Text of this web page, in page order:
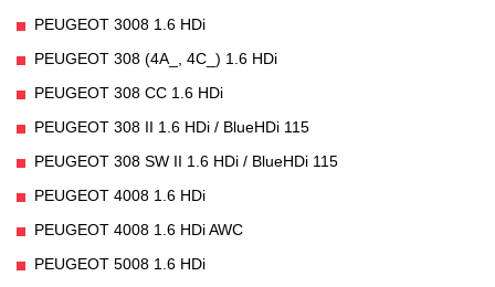
PEUGEOT 3008 1.6 HDi
PEUGEOT 308 (4A_, 4C_) 1.6 HDi
PEUGEOT 308 CC 1.6 HDi
PEUGEOT 308 II 1.6 HDi / BlueHDi 115
PEUGEOT 308 SW II 1.6 HDi / BlueHDi 115
PEUGEOT 4008 1.6 HDi
PEUGEOT 4008 1.6 HDi AWC
PEUGEOT 5008 1.6 HDi